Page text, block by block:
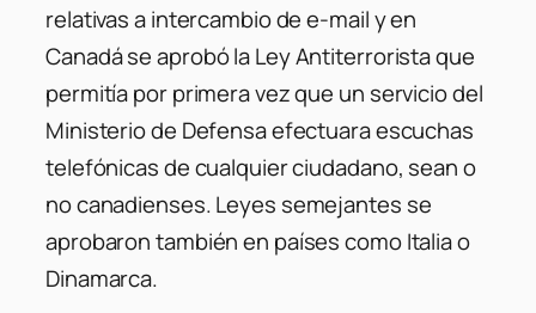
relativas a intercambio de e-mail y en
Canadá se aprobó la Ley Antiterrorista que
permitía por primera vez que un servicio del
Ministerio de Defensa efectuara escuchas
telefónicas de cualquier ciudadano, sean o
no canadienses. Leyes semejantes se
aprobaron también en países como Italia o
Dinamarca.